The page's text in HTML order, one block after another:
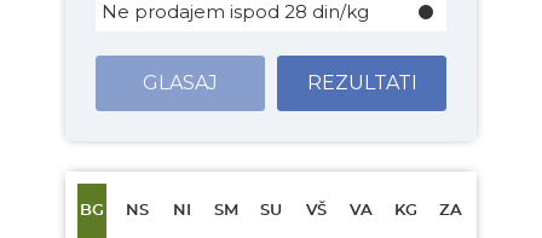
Ne prodajem ispod 28 din/kg
GLASAJ REZULTATI
BG NS NI SM SU VŠ VA KG ZA